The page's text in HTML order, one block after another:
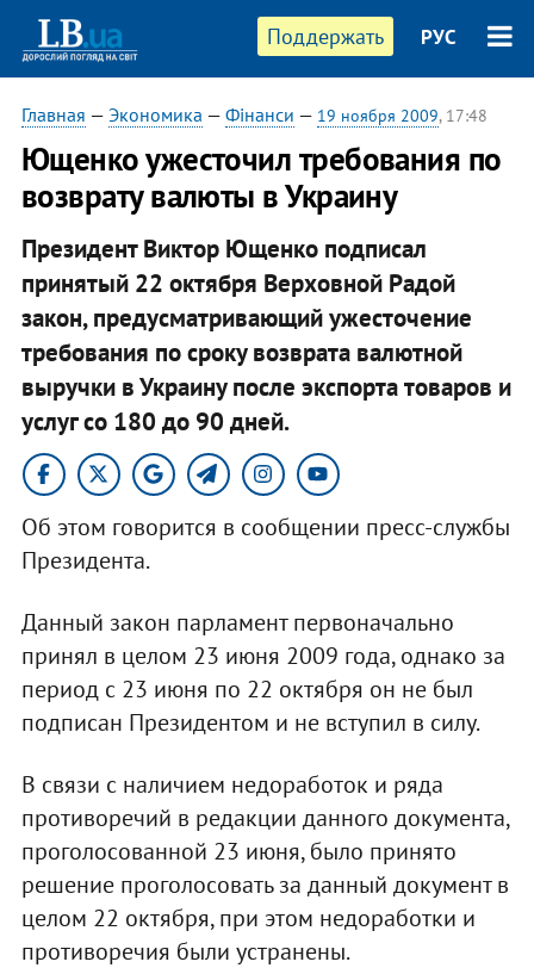
Поддержать РУС
Главная — Экономика — Фінанси — 19 ноября 2009, 17:48
Ющенко ужесточил требования по
возврату валюты в Украину
Президент Виктор Ющенко подписал
принятый 22 октября Верховной Радой
закон, предусматривающий ужесточение
требования по сроку возврата валютной
выручки в Украину после экспорта товаров и
услуг со 180 до 90 дней.
Об этом говорится в сообщении пресс-службы
Президента.
Данный закон парламент первоначально
принял в целом 23 июня 2009 года, однако за
период с 23 июня по 22 октября он не был
подписан Президентом и не вступил в силу.
В связи с наличием недоработок и ряда
противоречий в редакции данного документа,
проголосованной 23 июня, было принято
решение проголосовать за данный документ в
целом 22 октября, при этом недоработки и
противоречия были устранены.